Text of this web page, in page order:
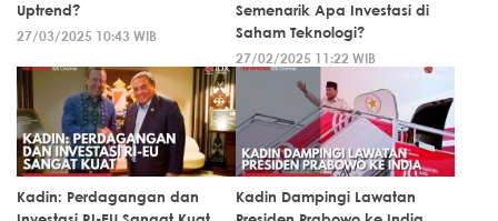
Uptrend?
27/03/2025 10:43 WIB
Semenarik Apa Investasi di
Saham Teknologi?
27/02/2025 11:22 WIB
Kadin: Perdagangan dan
Kadin Dampingi Lawatan